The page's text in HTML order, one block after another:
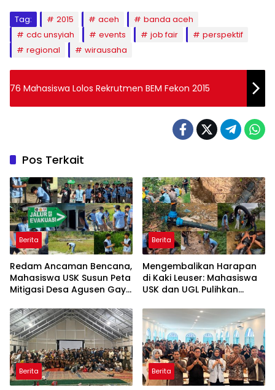
Tag: 2015 aceh
banda aceh
cdc unsyiah
events job fair
perspektif
regional
wirausaha
76 Mahasiswa Lolos Rekrutmen BEM Fekon 2015
Pos Terkait
Berita
Redam Ancaman Bencana,
Mahasiswa USK Susun Peta
Mitigasi Desa Agusen Gayo
Berita
Mengembalikan Harapan
di Kaki Leuser: Mahasiswa
USK dan UGL Pulihkan
Agusen
Berita Berita